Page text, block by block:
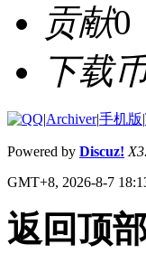
贡献0
下载
|Archiver|手机版|
Powered by Discuz!
GMT+8, 2026-8-7
返回顶